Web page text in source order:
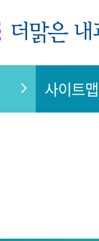
사이트맵